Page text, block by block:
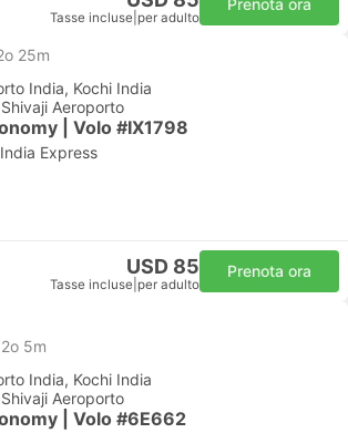
Tasse incluse per adulto
Prenota ora
25m
India, Kochi India
Aeroporto
| Volo #IX1798
Express
USD 85
Tasse incluse per adulto
Prenota ora
2o 5m
India, Kochi India
Aeroporto
| Volo #6E662